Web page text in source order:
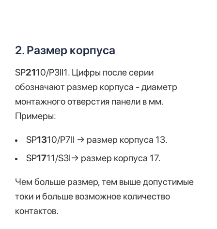
2. Размер корпуса
SP2110/P3II1. Цифры после серии
обозначают размер корпуса - диаметр
монтажного отверстия панели в мм.
Примеры:
SP1310/P7II → размер корпуса 13.
SP1711/S3I→ размер корпуса 17.
Чем больше размер, тем выше допустимые
токи и больше возможное количество
контактов.